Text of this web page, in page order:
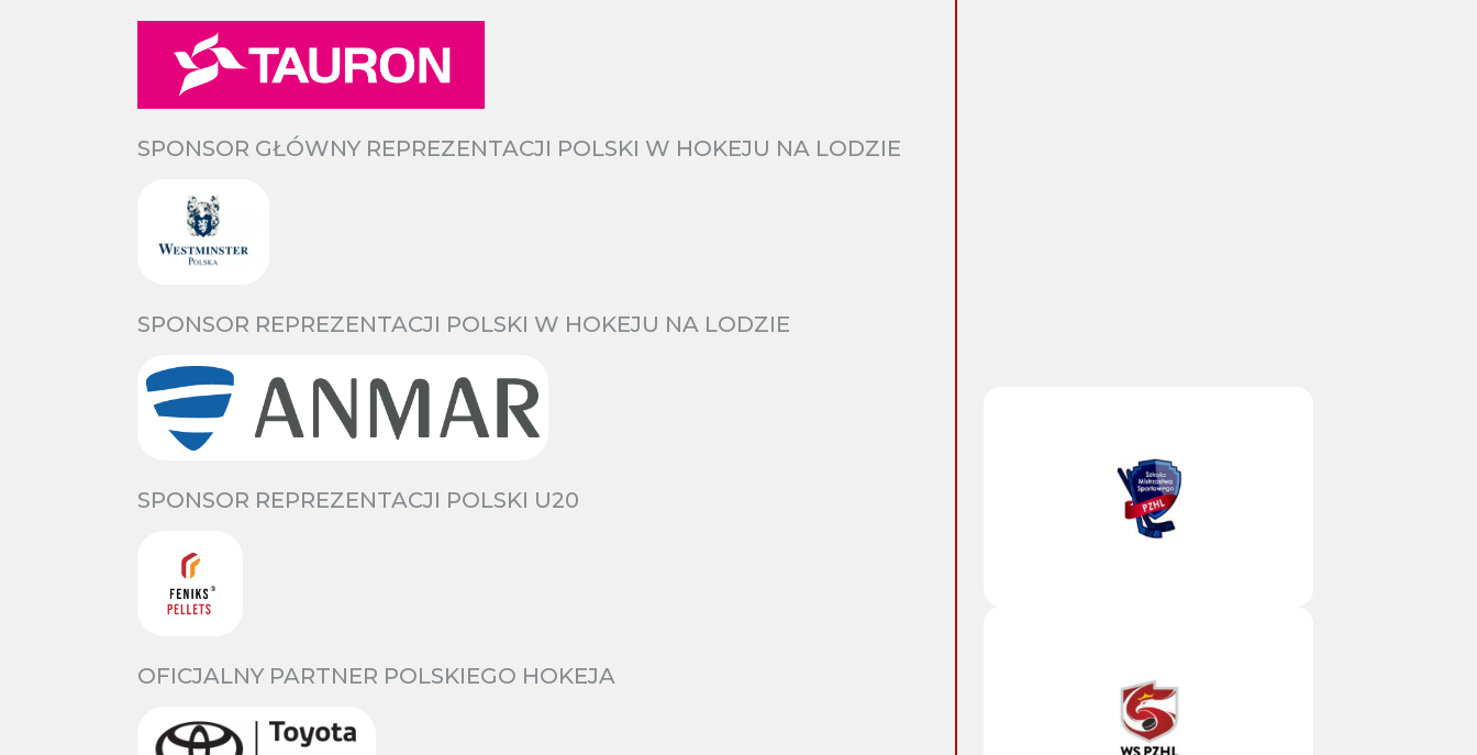
SPONSOR GŁÓWNY REPREZENTACJI POLSKI W HOKEJU NA LODZIE
SPONSOR REPREZENTACJI POLSKI W HOKEJU NA LODZIE
SPONSOR REPREZENTACJI POLSKI U20
OFICJALNY PARTNER POLSKIEGO HOKEJA